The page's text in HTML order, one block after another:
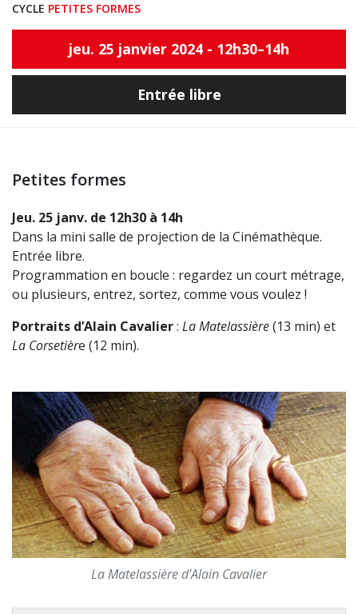
CYCLE PETITES FORMES
jeu. 25 janvier 2024 - 12h30–14h
Entrée libre
Petites formes
Jeu. 25 janv. de 12h30 à 14h
Dans la mini salle de projection de la Cinémathèque.
Entrée libre.
Programmation en boucle : regardez un court métrage,
ou plusieurs, entrez, sortez, comme vous voulez !
Portraits d’Alain Cavalier: La Matelassière(13 min) et
La Corsetière (12 min).
La Matelassière d'Alain Cavalier